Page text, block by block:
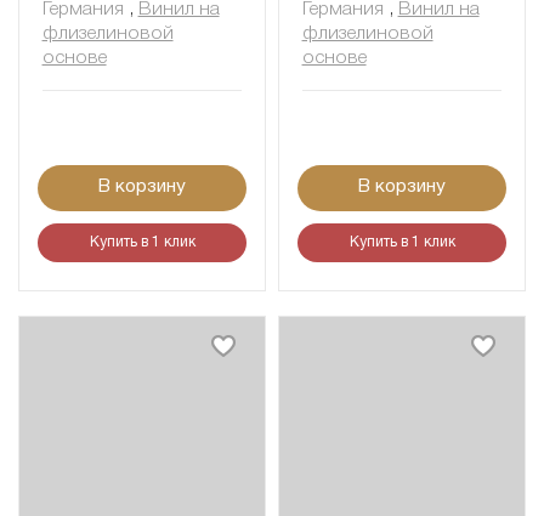
Германия , Винил на
флизелиновой
основе
В корзину
Купить в 1 клик
Германия , Винил на
флизелиновой
основе
В корзину
Купить в 1 клик